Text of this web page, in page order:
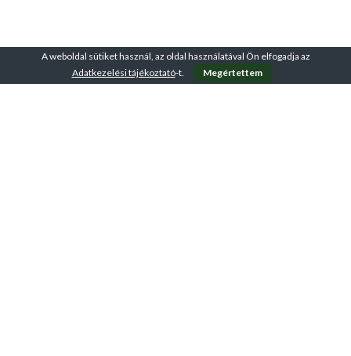
A weboldal sütiket használ, az oldal használatával Ön elfogadja az
Adatkezelési tájékoztató-t. Megértettem